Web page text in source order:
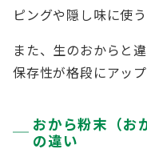
ピングや隠し味に使
また、生のおからと
保存性が格段にアップ
おから粉末（お
の違い